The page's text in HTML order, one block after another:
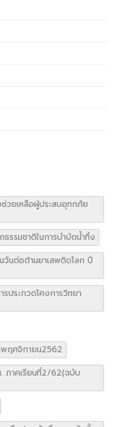
วยเหลือผู้ประสบอุทกภัย
รรมชาติในการบำบัดน้ำทิ้ง
นต่อต้านยาเสพติดโลก ปี
ประกวดโคงการวิทยา
พฤศจิกายน2562
. ภาคเรียนที่2/62(ฉบับ